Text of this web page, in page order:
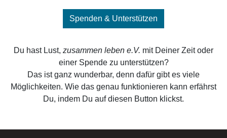
Spenden & Unterstützen
Du hast Lust, zusammen leben e.V. mit Deiner Zeit oder
einer Spende zu unterstützen?
Das ist ganz wunderbar, denn dafür gibt es viele
Möglichkeiten. Wie das genau funktionieren kann erfährst
Du, indem Du auf diesen Button klickst.